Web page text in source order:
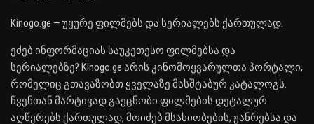
Kinogo.ge — უყურე ფილმებს და სერიალებს ქართულად.
ეძებ ინფორმაციას საუკეთესო ფილმებსა და
სერიალებზე? Kinogo.ge არის კინომოყვარულთა პორტალი,
რომელიც გთავაზობთ ყველაზე მასშტაბურ კატალოგს.
ჩვენთან მარტივად გაეცნობი ფილმების დეტალურ
აღწერებს ქართულად, მოიძებ მსახიობების, ჟანრებსა და